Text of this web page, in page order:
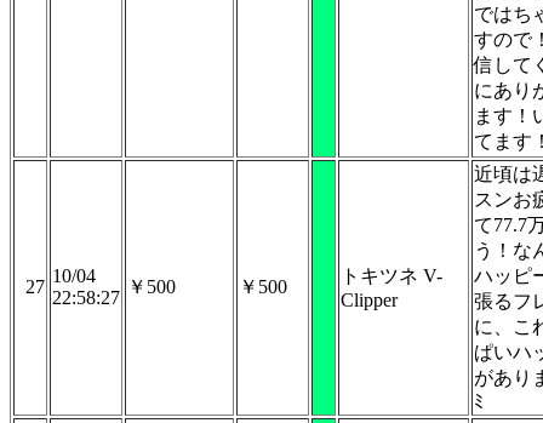
ではち
すので
信して
にあり
ます！
てます
27
10/04
22:58:27
￥500 ￥500
トキツネ V-
Clipper
近頃は
スンお
て77.7
う！な
ハッピ
張るフ
に、こ
ぱいハ
があり
ﾐ